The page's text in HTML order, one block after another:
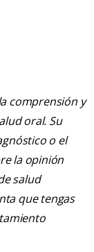
comprensión y
oral. Su
o el
la opinión
salud
que tengas